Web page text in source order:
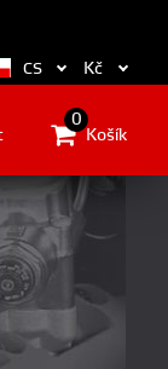
CS Kč
Košík
0